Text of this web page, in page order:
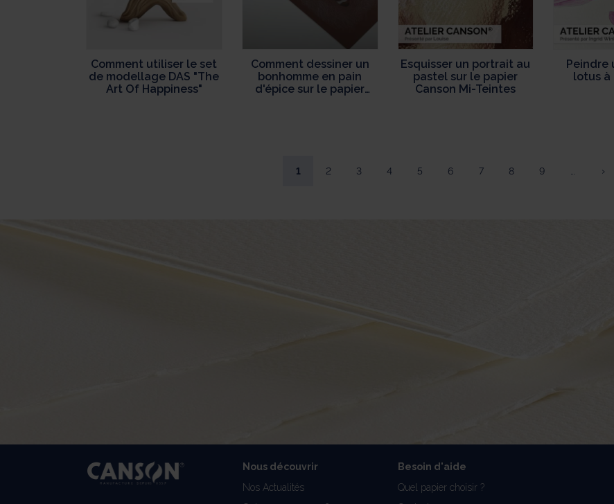
Comment utiliser le set
de modellage DAS "The
Art Of Happiness"
Comment dessiner un
bonhomme en pain
d'épice sur le papier
Esquisser un portrait au
pastel sur le papier
Canson Mi-Teintes
Peindre
lotus à
1 2 3 4 5 6 7 8 9 … ›
Nous découvrir
Nos Actualités
Besoin d'aide
Quel papier choisir ?